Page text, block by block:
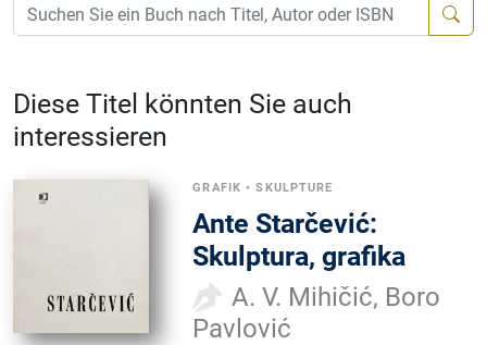
Diese Titel könnten Sie auch
interessieren
GRAFIK •SKULPTURE
Ante Starčević:
Skulptura, grafika
A. V. Mihičić, Boro
Pavlović